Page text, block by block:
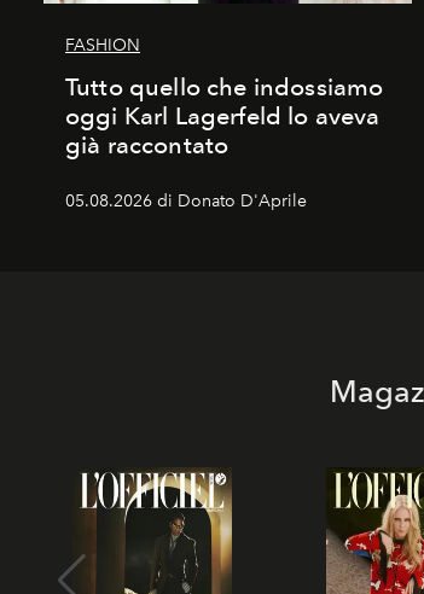
FASHION
Tutto quello che indossiamo
oggi Karl Lagerfeld lo aveva
già raccontato
05.08.2026 di Donato D'Aprile